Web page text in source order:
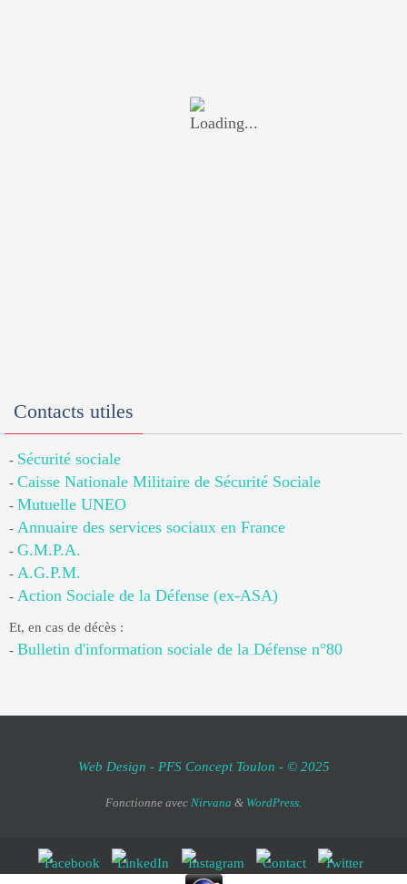
Contacts utiles
- Sécurité sociale
- Caisse Nationale Militaire de Sécurité Sociale
- Mutuelle UNEO
- Annuaire des services sociaux en France
- G.M.P.A.
- A.G.P.M.
- Action Sociale de la Défense (ex-ASA)
Et, en cas de décès :
- Bulletin d'information sociale de la Défense n°80
Web Design - PFS Concept Toulon - © 2025
Fonctionne avec Nirvana & WordPress.